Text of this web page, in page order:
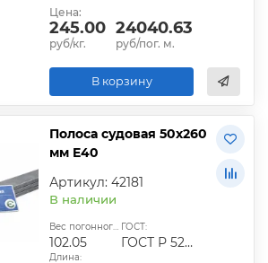
Цена:
245.00
руб/кг.
24040.63
руб/пог. м.
В корзину
Полоса судовая 50х260
мм E40
Артикул: 42181
В наличии
Вес погонного метра, кг:
102.05
ГОСТ:
ГОСТ Р 52927-2015
Длина: